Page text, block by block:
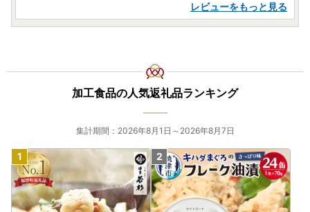
レビューをもっと見る
加工食品の人気返礼品ランキング
集計期間：2026年8月1日～2026年8月7日